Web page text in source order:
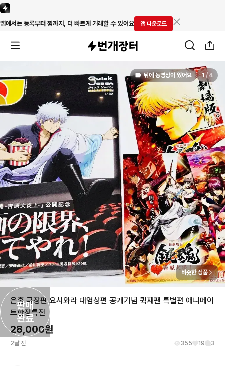
앱에서는 등록부터 찜까지, 더 빠르게 거래할 수 있어요 앱 다운로드
판매
완료
뒤에 동영상이 있어요 1 / 4
비슷한 상품
은혼 극장판 요시와라 대염상편 공개기념 퀵재팬 특별편 애니메이
트한정특전
28,000원
2달 전 355 19 3